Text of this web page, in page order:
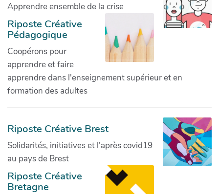
Apprendre ensemble de la crise
Riposte Créative
Pédagogique
Coopérons pour
apprendre et faire
apprendre dans l'enseignement supérieur et en
formation des adultes
Riposte Créative Brest
Solidarités, initiatives et l'après covid19
au pays de Brest
Riposte Créative
Bretagne